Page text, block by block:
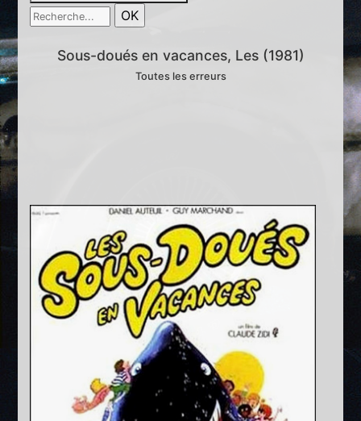
Sous-doués en vacances, Les (1981)
Toutes les erreurs